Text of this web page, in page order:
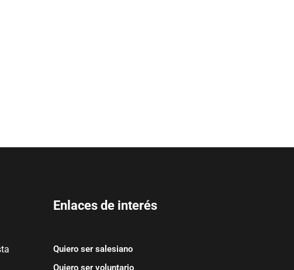
Enlaces de interés
Quiero ser salesiano
Quiero ser voluntario